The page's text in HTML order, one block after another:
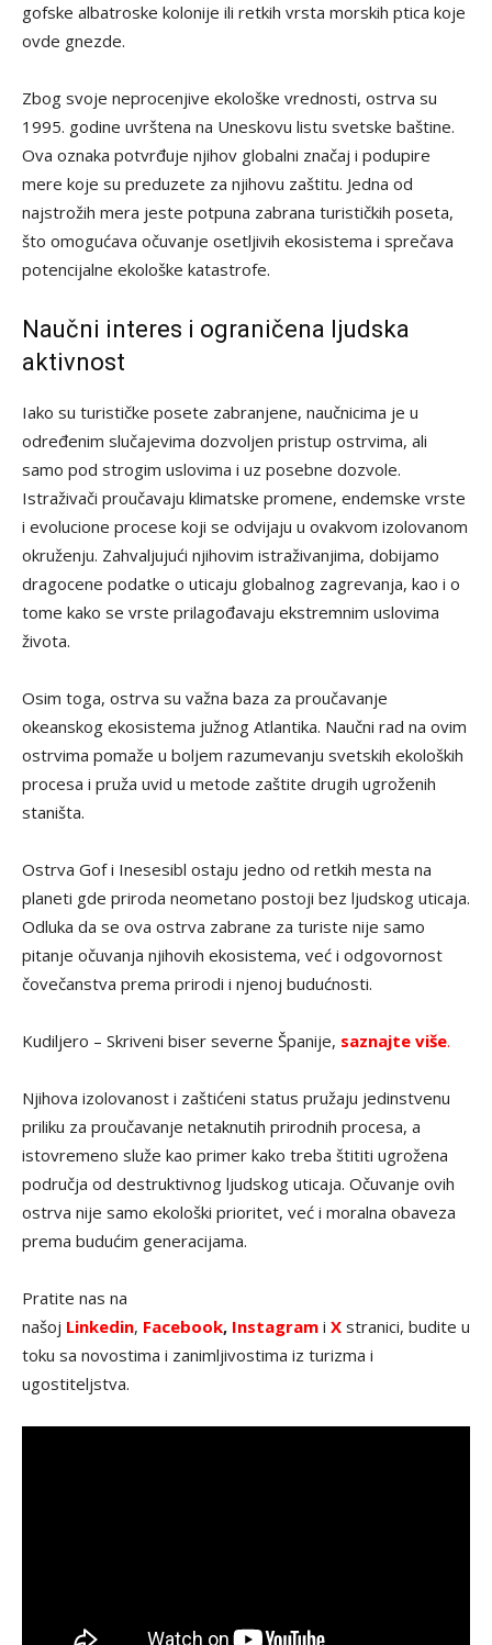
gofske albatroske kolonije ili retkih vrsta morskih ptica koje
ovde gnezde.
Zbog svoje neprocenjive ekološke vrednosti, ostrva su
1995. godine uvrštena na Uneskovu listu svetske baštine.
Ova oznaka potvrđuje njihov globalni značaj i podupire
mere koje su preduzete za njihovu zaštitu. Jedna od
najstrožih mera jeste potpuna zabrana turističkih poseta,
što omogućava očuvanje osetljivih ekosistema i sprečava
potencijalne ekološke katastrofe.
Naučni interes i ograničena ljudska
aktivnost
Iako su turističke posete zabranjene, naučnicima je u
određenim slučajevima dozvoljen pristup ostrvima, ali
samo pod strogim uslovima i uz posebne dozvole.
Istraživači proučavaju klimatske promene, endemske vrste
i evolucione procese koji se odvijaju u ovakvom izolovanom
okruženju. Zahvaljujući njihovim istraživanjima, dobijamo
dragocene podatke o uticaju globalnog zagrevanja, kao i o
tome kako se vrste prilagođavaju ekstremnim uslovima
života.
Osim toga, ostrva su važna baza za proučavanje
okeanskog ekosistema južnog Atlantika. Naučni rad na ovim
ostrvima pomaže u boljem razumevanju svetskih ekoloških
procesa i pruža uvid u metode zaštite drugih ugroženih
staništa.
Ostrva Gof i Inesesibl ostaju jedno od retkih mesta na
planeti gde priroda neometano postoji bez ljudskog uticaja.
Odluka da se ova ostrva zabrane za turiste nije samo
pitanje očuvanja njihovih ekosistema, već i odgovornost
čovečanstva prema prirodi i njenoj budućnosti.
Kudiljero – Skriveni biser severne Španije, saznajte više.
Njihova izolovanost i zaštićeni status pružaju jedinstvenu
priliku za proučavanje netaknutih prirodnih procesa, a
istovremeno služe kao primer kako treba štititi ugrožena
područja od destruktivnog ljudskog uticaja. Očuvanje ovih
ostrva nije samo ekološki prioritet, već i moralna obaveza
prema budućim generacijama.
Pratite nas na
našoj Linkedin, Facebook, Instagram i X stranici, budite u
toku sa novostima i zanimljivostima iz turizma i
ugostiteljstva.